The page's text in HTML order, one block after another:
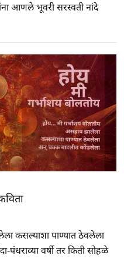
आणले भूवरी सरस्वती नांदे
कसल्याशा पाण्यात ठेवलेला
पंधराव्या वर्षी तर किती सोहळे